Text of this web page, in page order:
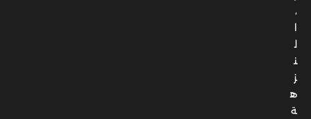
،
ا
ل
ن
ز
ه
ة